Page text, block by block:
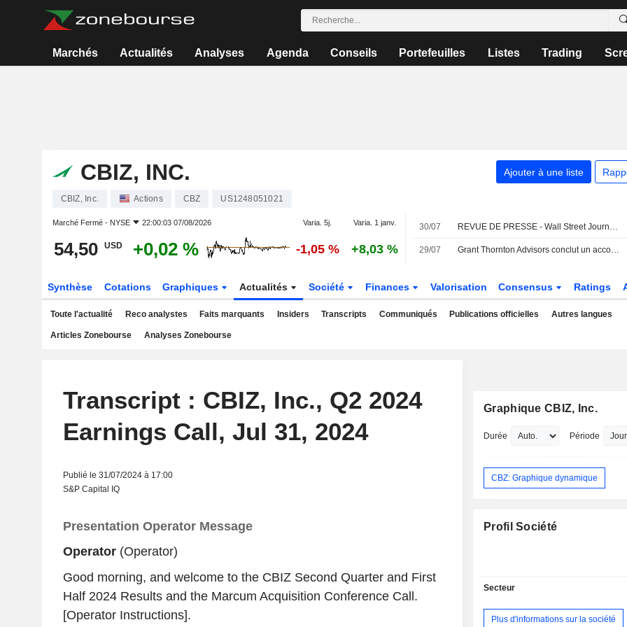
Marchés Actualités Analyses Agenda Conseils Portefeuilles Listes Trading
CBIZ, INC. Ajouter à une liste
CBIZ, Inc. Actions CBZ US1248051021
Marché Fermé - NYSE 22:00:03 07/08/2026 Varia. 5j. Varia. 1 janv.
54,50 USD +0,02 % -1,05 % +8,03 %
30/07 REVUE DE PRESSE - Wall Street Journal - 30 juillet
29/07 Grant Thornton Advisors conclut un accord définitif pour l'acquisition de CBIZ
Synthèse Cotations Graphiques Actualités Société Finances Valorisation Consensus Ratings
Toute l'actualité Reco analystes Faits marquants Insiders Transcripts Communiqués Publications officielles Autres langues
Articles Zonebourse Analyses Zonebourse
Transcript : CBIZ, Inc., Q2 2024
Earnings Call, Jul 31, 2024
Publié le 31/07/2024 à 17:00
S&P Capital IQ
Presentation Operator Message
Operator(Operator)
Good morning, and welcome to the CBIZ Second Quarter and First
Half 2024 Results and the Marcum Acquisition Conference Call.
[Operator Instructions].
Graphique CBIZ, Inc.
Durée Période
CBZ: Graphique dynamique
Profil Société
Secteur
Plus d'informations sur la société